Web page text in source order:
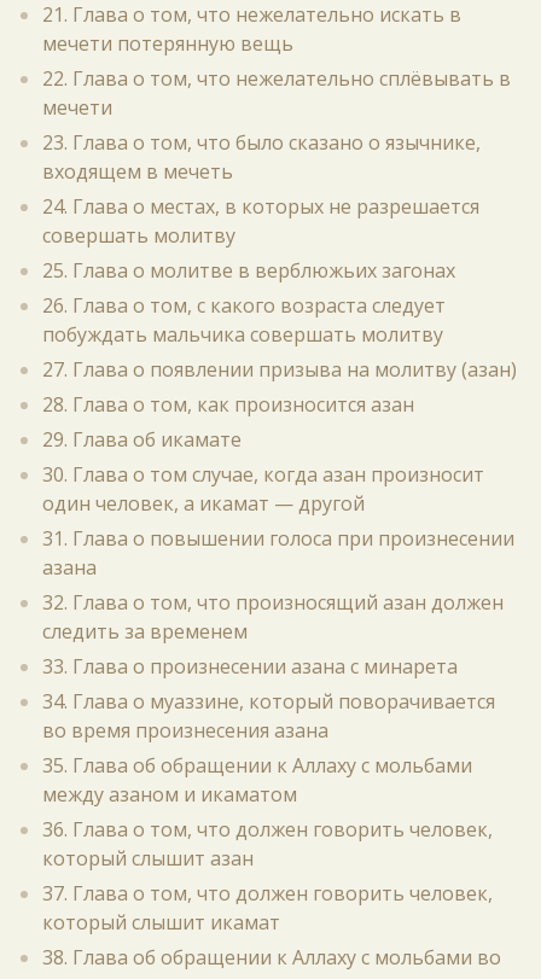
21. Глава о том, что нежелательно искать в
мечети потерянную вещь
22. Глава о том, что нежелательно сплёвывать в
мечети
23. Глава о том, что было сказано о язычнике,
входящем в мечеть
24. Глава о местах, в которых не разрешается
совершать молитву
25. Глава о молитве в верблюжьих загонах
26. Глава о том, с какого возраста следует
побуждать мальчика совершать молитву
27. Глава о появлении призыва на молитву (азан)
28. Глава о том, как произносится азан
29. Глава об икамате
30. Глава о том случае, когда азан произносит
один человек, а икамат — другой
31. Глава о повышении голоса при произнесении
азана
32. Глава о том, что произносящий азан должен
следить за временем
33. Глава о произнесении азана с минарета
34. Глава о муаззине, который поворачивается
во время произнесения азана
35. Глава об обращении к Аллаху с мольбами
между азаном и икаматом
36. Глава о том, что должен говорить человек,
который слышит азан
37. Глава о том, что должен говорить человек,
который слышит икамат
38. Глава об обращении к Аллаху с мольбами во